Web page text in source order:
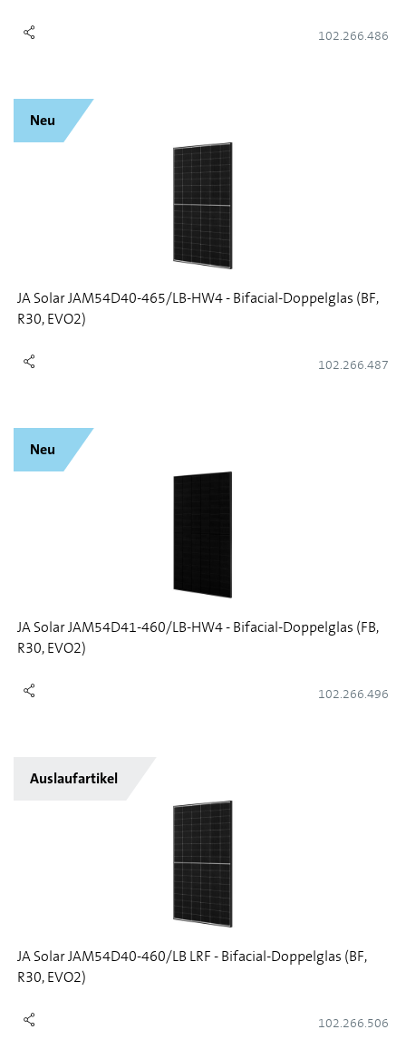
102.266.486
Neu
JA Solar JAM54D40-465/LB-HW4 - Bifacial-Doppelglas (BF,
R30, EVO2)
102.266.487
Neu
JA Solar JAM54D41-460/LB-HW4 - Bifacial-Doppelglas (FB,
R30, EVO2)
102.266.496
Auslaufartikel
JA Solar JAM54D40-460/LB LRF - Bifacial-Doppelglas (BF,
R30, EVO2)
102.266.506